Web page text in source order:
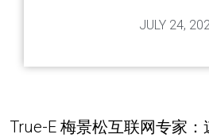
JULY 24,
True-E 梅景松互联网专家